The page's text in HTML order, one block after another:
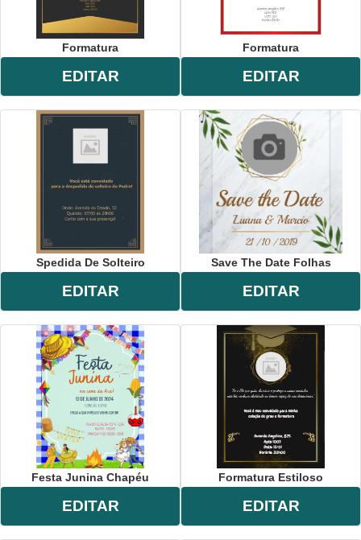
Formatura
EDITAR
Formatura
EDITAR
Spedida De Solteiro
EDITAR
Save The Date Folhas
EDITAR
Festa Junina Chapéu
EDITAR
Formatura Estiloso
EDITAR